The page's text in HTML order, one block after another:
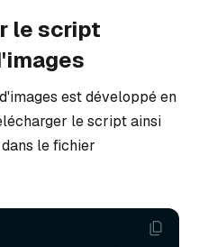
le script
est développé en
le script ainsi
le fichier